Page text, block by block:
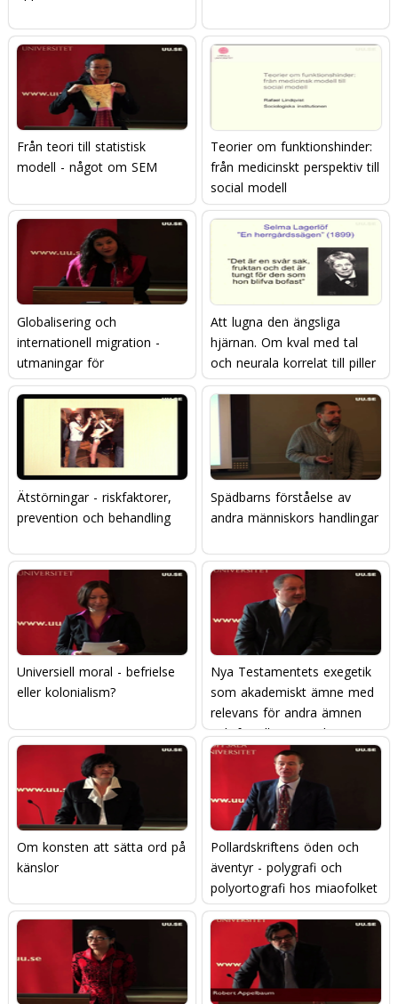
Från teori till statistisk
modell - något om SEM
Teorier om funktionshinder:
från medicinskt perspektiv till
social modell
Globalisering och
internationell migration -
utmaningar för
äldreomsorgen
Att lugna den ängsliga
hjärnan. Om kval med tal
och neurala korrelat till piller
och prat.
Ätstörningar - riskfaktorer,
prevention och behandling
Spädbarns förståelse av
andra människors handlingar
Universiell moral - befrielse
eller kolonialism?
Nya Testamentets exegetik
som akademiskt ämne med
relevans för andra ämnen
och för alla människor
Om konsten att sätta ord på
känslor
Pollardskriftens öden och
äventyr - polygrafi och
polyortografi hos miaofolket
i sydvästra Kina